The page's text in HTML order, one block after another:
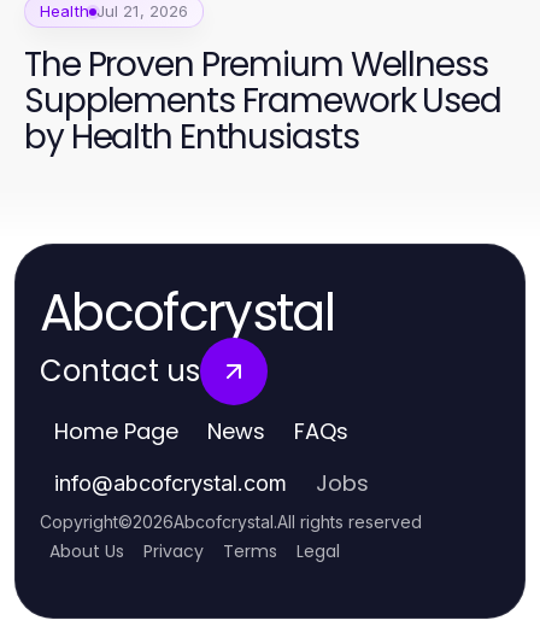
Health Jul 21, 2026
The Proven Premium Wellness
Supplements Framework Used
by Health Enthusiasts
Abcofcrystal
Contact us
Home Page News FAQs
info@abcofcrystal.com Jobs
Copyright©2026Abcofcrystal.All rights reserved
About Us Privacy Terms Legal